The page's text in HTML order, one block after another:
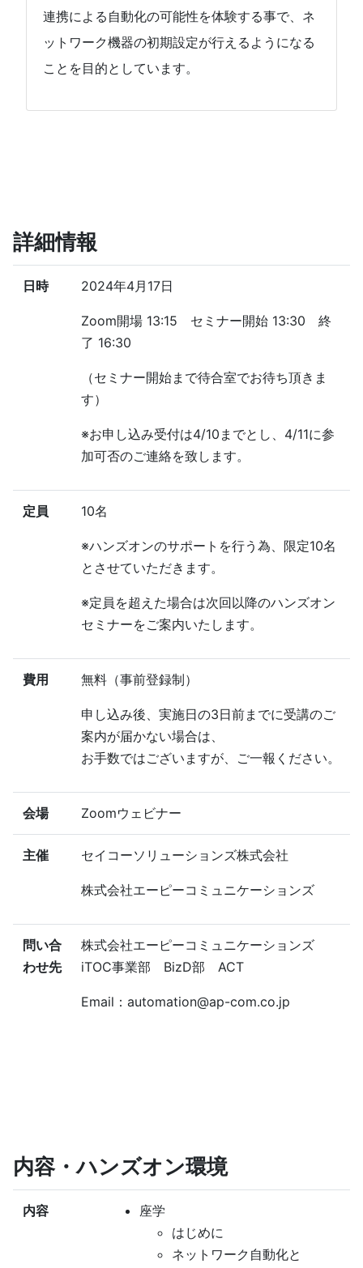
連携による自動化の可能性を体験する事で、ネ
ットワーク機器の初期設定が行えるようになる
ことを目的としています。
詳細情報
日時 2024年4月17日
Zoom開場 13:15 セミナー開始 13:30 終
了 16:30
（セミナー開始まで待合室でお待ち頂きま
す）
※お申し込み受付は4/10までとし、4/11に参
加可否のご連絡を致します。
定員 10名
※ハンズオンのサポートを行う為、限定10名
とさせていただきます。
※定員を超えた場合は次回以降のハンズオン
セミナーをご案内いたします。
費用 無料（事前登録制）
申し込み後、実施日の3日前までに受講のご
案内が届かない場合は、
お手数ではございますが、ご一報ください。
会場 Zoomウェビナー
主催 セイコーソリューションズ株式会社
株式会社エーピーコミュニケーションズ
問い合
わせ先
株式会社エーピーコミュニケーションズ
iTOC事業部 BizD部 ACT
Email：automation@ap-com.co.jp
内容・ハンズオン環境
内容
座学
はじめに
ネットワーク自動化と